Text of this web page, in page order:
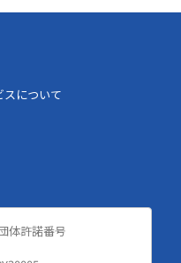
について
体許諾番号